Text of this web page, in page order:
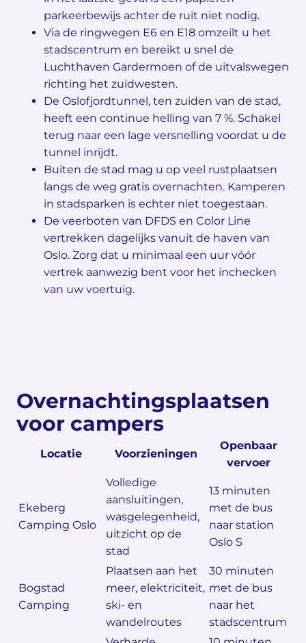
parkeerbewijs achter de ruit niet nodig.
Via de ringwegen E6 en E18 omzeilt u het
stadscentrum en bereikt u snel de
Luchthaven Gardermoen of de uitvalswegen
richting het zuidwesten.
De Oslofjordtunnel, ten zuiden van de stad,
heeft een continue helling van 7 %. Schakel
terug naar een lage versnelling voordat u de
tunnel inrijdt.
Buiten de stad mag u op veel rustplaatsen
langs de weg gratis overnachten. Kamperen
in stadsparken is echter niet toegestaan.
De veerboten van DFDS en Color Line
vertrekken dagelijks vanuit de haven van
Oslo. Zorg dat u minimaal een uur vóór
vertrek aanwezig bent voor het inchecken
van uw voertuig.
Overnachtingsplaatsen
voor campers
Locatie Voorzieningen
Openbaar
vervoer
Ekeberg
Camping Oslo
Volledige
aansluitingen,
wasgelegenheid,
uitzicht op de
stad
13 minuten
met de bus
naar station
Oslo S
Bogstad
Camping
Plaatsen aan het
meer, elektriciteit,
ski- en
wandelroutes
30 minuten
met de bus
naar het
stadscentrum